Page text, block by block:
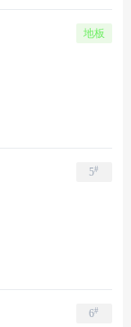
地板
5#
6#